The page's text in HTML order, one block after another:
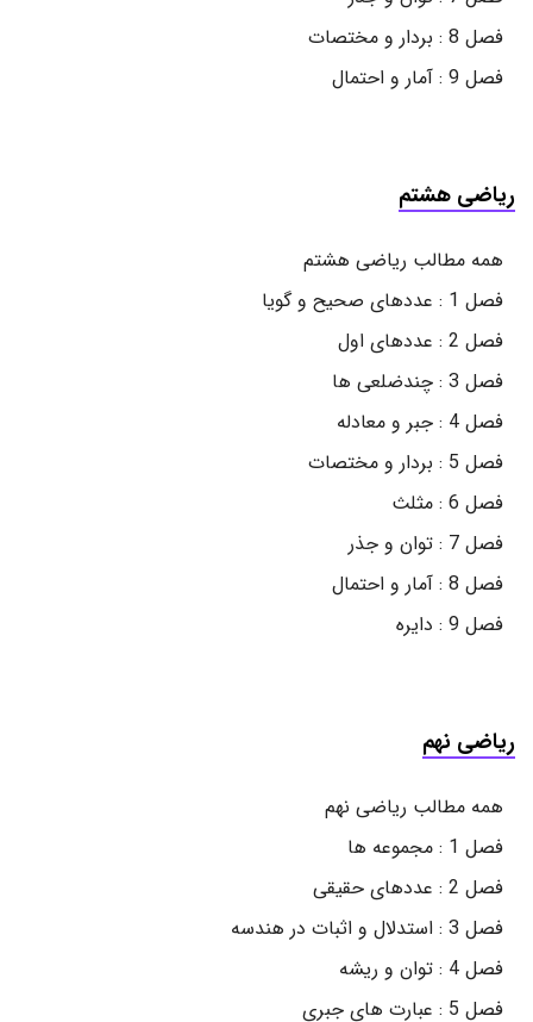
فصل 8 : بردار و مختصات
فصل 9 : آمار و احتمال
ریاضی هشتم
همه مطالب ریاضی هشتم
فصل 1 : عددهای صحیح و گویا
فصل 2 : عددهای اول
فصل 3 : چندضلعی ها
فصل 4 : جبر و معادله
فصل 5 : بردار و مختصات
فصل 6 : مثلث
فصل 7 : توان و جذر
فصل 8 : آمار و احتمال
فصل 9 : دایره
ریاضی نهم
همه مطالب ریاضی نهم
فصل 1 : مجموعه ها
فصل 2 : عددهای حقیقی
فصل 3 : استدلال و اثبات در هندسه
فصل 4 : توان و ریشه
فصل 5 : عبارت های جبری